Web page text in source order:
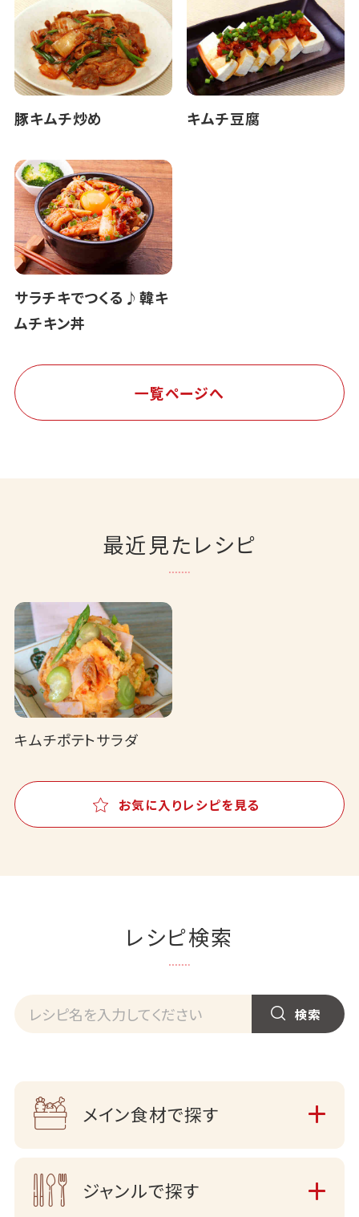
豚キムチ炒め キムチ豆腐
サラチキでつくる♪韓キ
ムチキン丼
一覧ページへ
最近見たレシピ
キムチポテトサラダ
お気に入りレシピを見る
レシピ検索
メイン食材で探す
ジャンルで探す